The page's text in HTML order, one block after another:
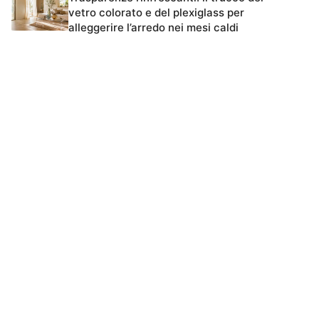
vetro colorato e del plexiglass per
alleggerire l’arredo nei mesi caldi